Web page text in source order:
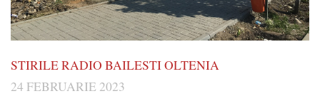
STIRILE RADIO BAILESTI OLTENIA
24 FEBRUARIE 2023